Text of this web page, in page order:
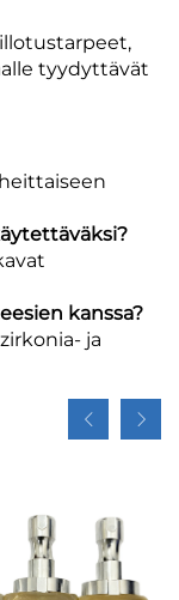
tyydyttävät
kanssa?
ja